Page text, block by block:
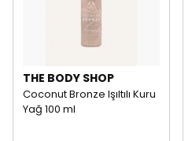
THE BODY SHOP
Coconut Bronze Işıltılı Kuru
Yağ 100 ml